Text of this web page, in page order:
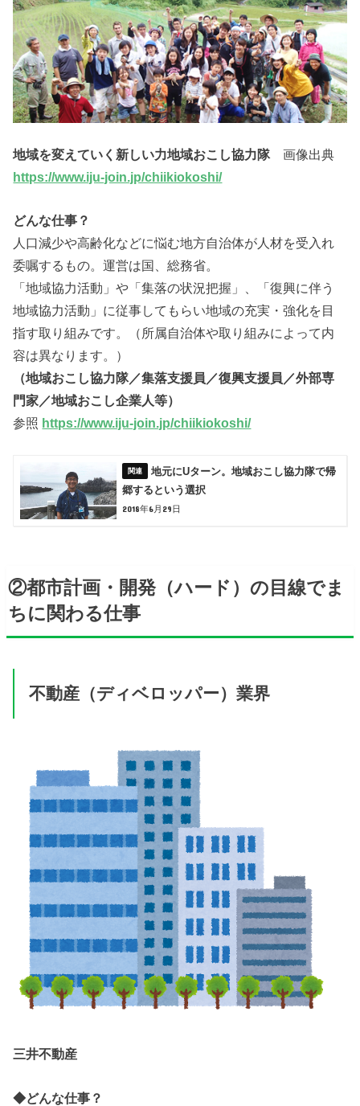
地域を変えていく新しい力地域おこし協力隊画像出典
https://www.iju-join.jp/chiikiokoshi/
どんな仕事？
人口減少や高齢化などに悩む地方自治体が人材を受入れ
委嘱するもの。運営は国、総務省。
「地域協力活動」や「集落の状況把握」、「復興に伴う
地域協力活動」に従事してもらい地域の充実・強化を目
指す取り組みです。（所属自治体や取り組みによって内
容は異なります。）
（地域おこし協力隊／集落支援員／復興支援員／外部専
門家／地域おこし企業人等）
参照 https://www.iju-join.jp/chiikiokoshi/
地元にUターン。地域おこし協力隊で帰
郷するという選択
2018年6月29日
②都市計画・開発（ハード）の目線でま
ちに関わる仕事
不動産（ディベロッパー）業界
三井不動産
◆どんな仕事？